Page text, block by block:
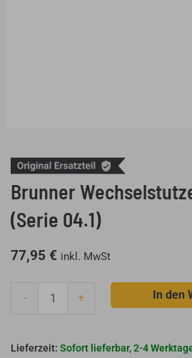
Brunner
(Serie 04.1)
77,95 € inkl. MwSt
-
Wechselstutzen
(Serie
+ In den
Sofort lieferbar, 2-4